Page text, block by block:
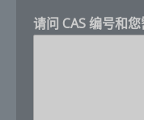
e
*
请问 CAS 编号和